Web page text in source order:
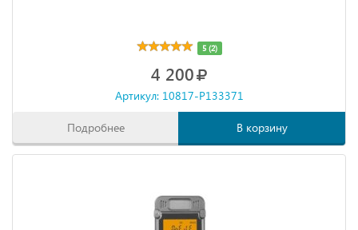
5 (2)
4 200
Артикул: 10817-P133371
Подробнее В корзину